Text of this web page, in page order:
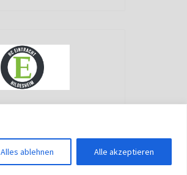
Alles ablehnen Alle akzeptieren